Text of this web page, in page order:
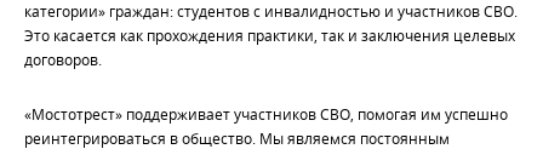
категории» граждан: студентов с инвалидностью и участников СВО.
Это касается как прохождения практики, так и заключения целевых
договоров.
«Мостотрест» поддерживает участников СВО, помогая им успешно
реинтегрироваться в общество. Мы являемся постоянным